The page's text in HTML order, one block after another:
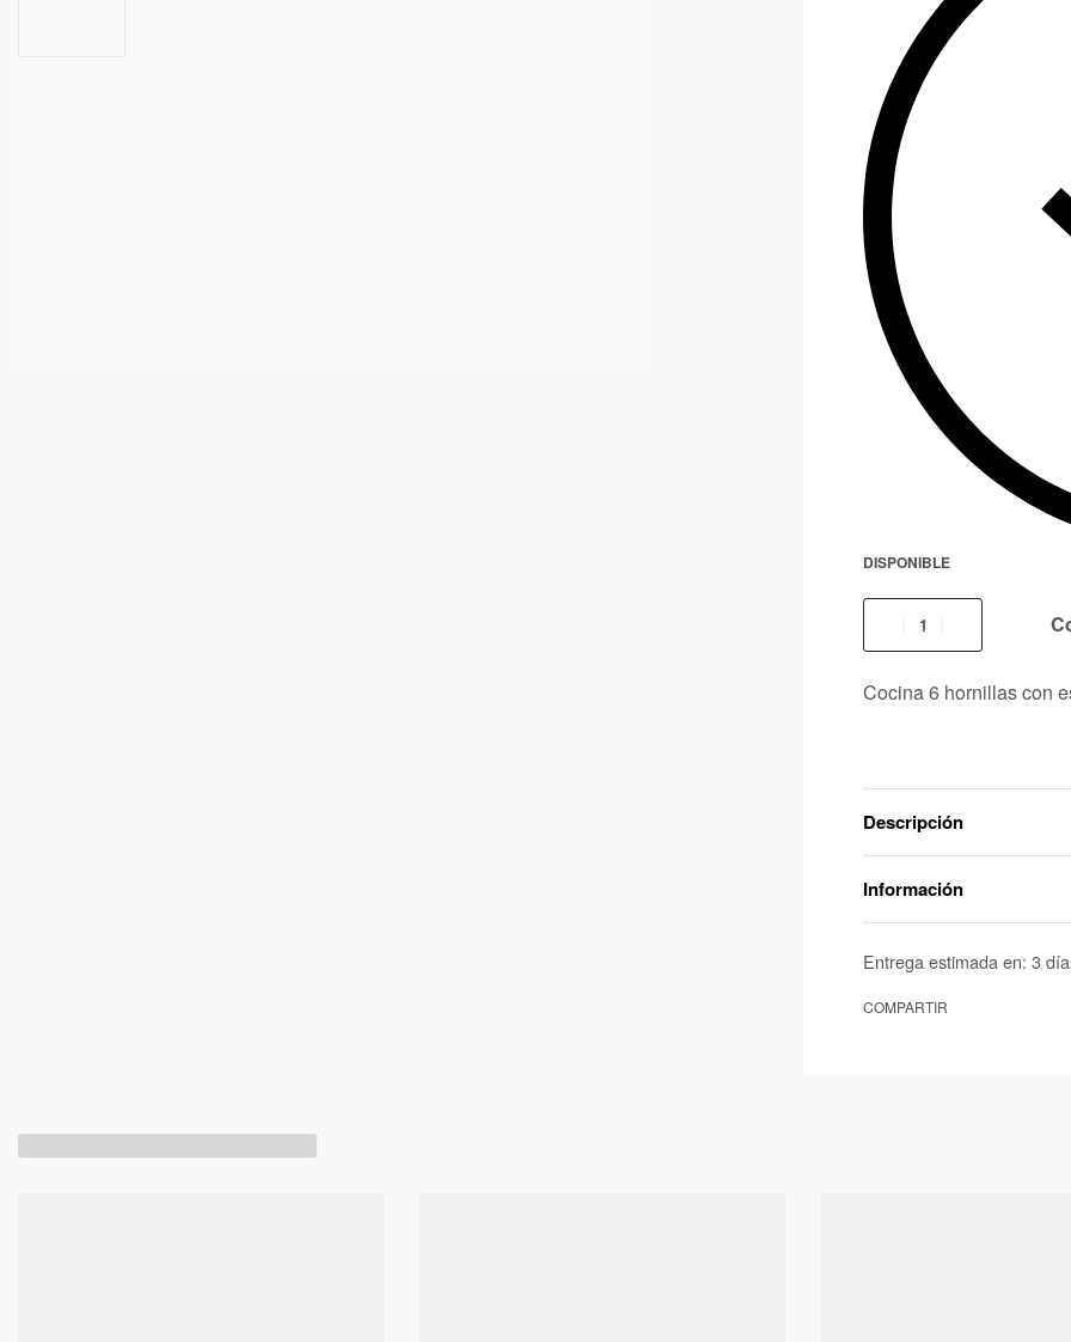
DISPONIBLE
Cocina 6 hornillas con
Descripción
Información
Entrega estimada en: 3
COMPARTIR